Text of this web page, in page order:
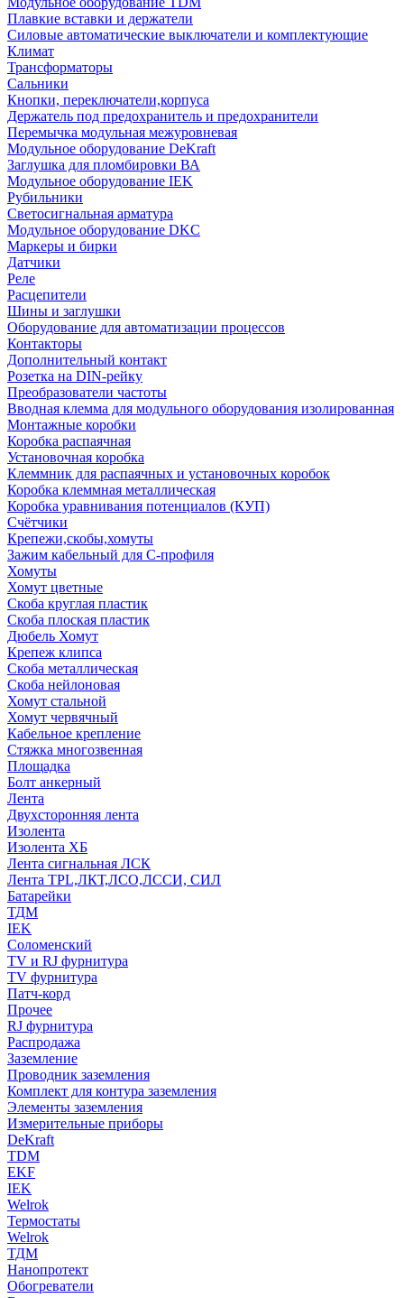
Плавкие вставки и держатели
Силовые автоматические выключатели и комплектующие
Климат
Трансформаторы
Сальники
Кнопки, переключатели,корпуса
Держатель под предохранитель и предохранители
Перемычка модульная межуровневая
Модульное оборудование DeKraft
Заглушка для пломбировки ВА
Модульное оборудование IEK
Рубильники
Светосигнальная арматура
Модульное оборудование DKC
Маркеры и бирки
Датчики
Реле
Расцепители
Шины и заглушки
Оборудование для автоматизации процессов
Контакторы
Дополнительный контакт
Розетка на DIN-рейку
Преобразователи частоты
Вводная клемма для модульного оборудования изолированная
Монтажные коробки
Коробка распаячная
Установочная коробка
Клеммник для распаячных и установочных коробок
Коробка клеммная металлическая
Коробка уравнивания потенциалов (КУП)
Счётчики
Крепежи,скобы,хомуты
Зажим кабельный для С-профиля
Хомуты
Хомут цветные
Скоба круглая пластик
Скоба плоская пластик
Дюбель Хомут
Крепеж клипса
Скоба металлическая
Скоба нейлоновая
Хомут стальной
Хомут червячный
Кабельное крепление
Стяжка многозвенная
Площадка
Болт анкерный
Лента
Двухсторонняя лента
Изолента
Изолента ХБ
Лента сигнальная ЛСК
Лента TPL,ЛКТ,ЛСО,ЛССИ, СИЛ
Батарейки
ТДМ
IEK
Соломенский
TV и RJ фурнитура
TV фурнитура
Патч-корд
Прочее
RJ фурнитура
Распродажа
Заземление
Проводник заземления
Комплект для контура заземления
Элементы заземления
Измерительные приборы
DeKraft
TDM
EKF
IEK
Welrok
Термостаты
Welrok
ТДМ
Нанопротект
Обогреватели